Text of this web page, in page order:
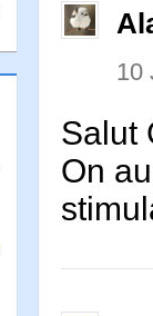
10
Salut
On